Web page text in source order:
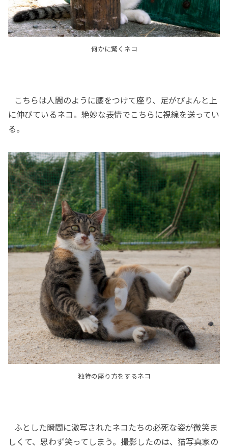
何かに驚くネコ
こちらは人間のように腰をつけて座り、足がぴよんと上
に伸びているネコ。絶妙な表情でこちらに視線を送ってい
る。
独特の座り方をするネコ
ふとした瞬間に激写されたネコたちの必死な姿が微笑ま
しくて、思わず笑ってしまう。撮影したのは、猫写真家の